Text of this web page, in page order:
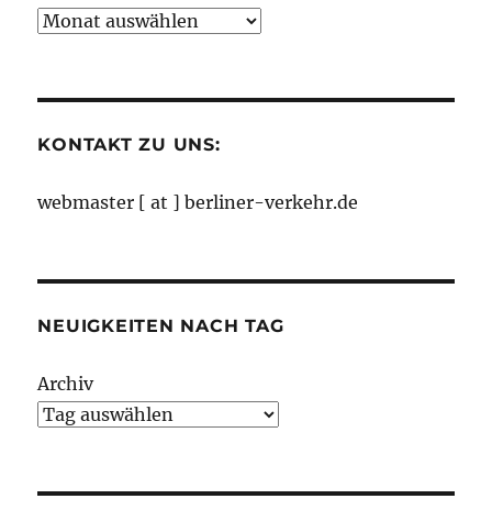
Neuigkeiten
KONTAKT ZU UNS:
webmaster [ at ] berliner-verkehr.de
NEUIGKEITEN NACH TAG
Archiv